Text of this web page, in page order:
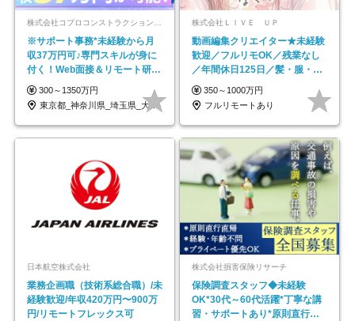
※サポート事務*未経験から月
収37万円可♪専門スキルが身に
付く！Web面接＆リモート研修
も充実♪/a
300～1350万円
東京都_神奈川県_埼玉県_大阪府_愛知県…
株式会社ＬＩＶＥ ＵＰ
動画編集クリエイター★未経験
歓迎／フルリモOK／残業なし
／年間休日125日／髪・服・ネ
イル自由／研修充実で安心
350～1000万円
フルリモートあり
日本航空株式会社
業務企画職（技術系総合職）/未
経験歓迎/年収420万円〜900万
円/リモートフレックス可
株式会社損害保険リサーチ
保険調査スタッフ◆未経験
OK*30代～60代活躍*丁寧な講
習・サポートあり*原則直行直